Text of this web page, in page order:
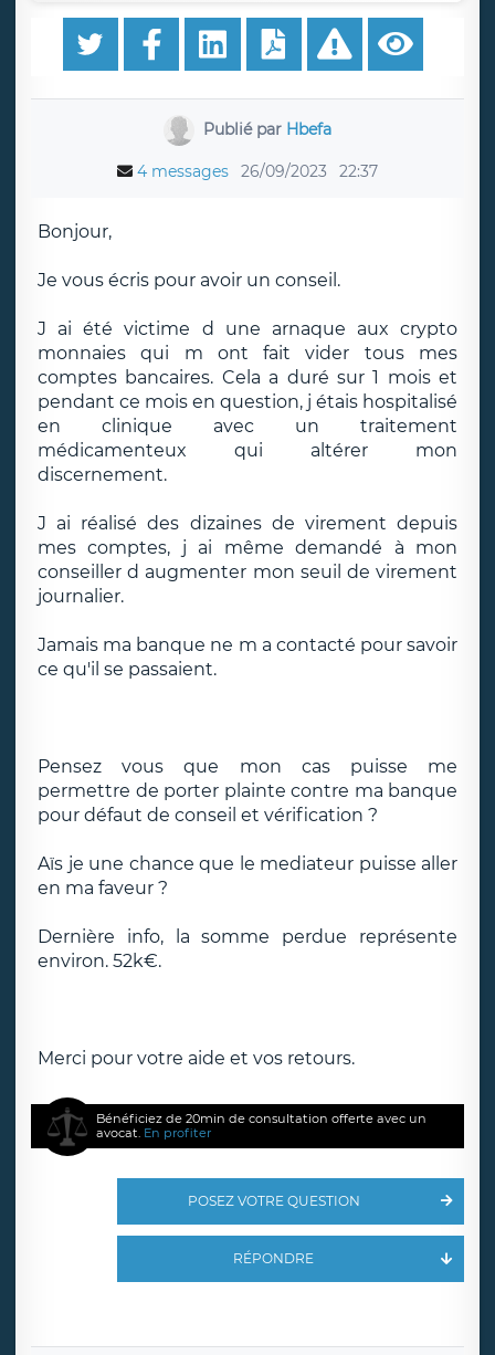
Publié par Hbefa
4 messages 26/09/2023 22:37
Bonjour,
Je vous écris pour avoir un conseil.
J ai été victime d une arnaque aux crypto
monnaies qui m ont fait vider tous mes
comptes bancaires. Cela a duré sur 1 mois et
pendant ce mois en question, j étais hospitalisé
en clinique avec un traitement
médicamenteux qui altérer mon
discernement.
J ai réalisé des dizaines de virement depuis
mes comptes, j ai même demandé à mon
conseiller d augmenter mon seuil de virement
journalier.
Jamais ma banque ne m a contacté pour savoir
ce qu'il se passaient.
Pensez vous que mon cas puisse me
permettre de porter plainte contre ma banque
pour défaut de conseil et vérification ?
Aïs je une chance que le mediateur puisse aller
en ma faveur ?
Dernière info, la somme perdue représente
environ. 52k€.
Merci pour votre aide et vos retours.
Bénéficiez de 20min de consultation offerte avec un
avocat. En profiter
POSEZ VOTRE QUESTION
RÉPONDRE